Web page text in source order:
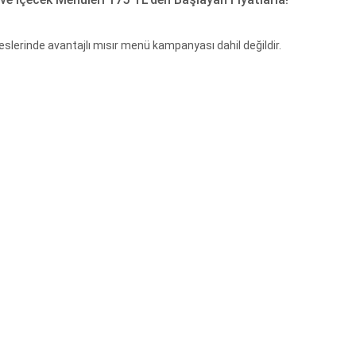
avantajlı mısır menü kampanyası dahil değildir.